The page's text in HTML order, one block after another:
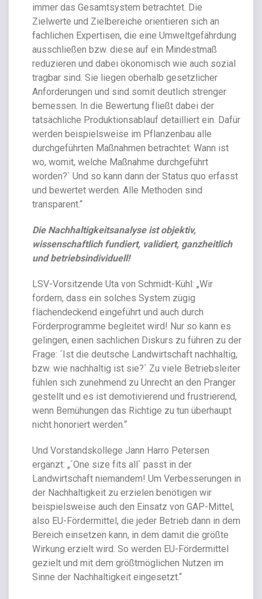
immer das Gesamtsystem betrachtet. Die
Zielwerte und Zielbereiche orientieren sich an
fachlichen Expertisen, die eine Umweltgefährdung
ausschließen bzw. diese auf ein Mindestmaß
reduzieren und dabei ökonomisch wie auch sozial
tragbar sind. Sie liegen oberhalb gesetzlicher
Anforderungen und sind somit deutlich strenger
bemessen. In die Bewertung fließt dabei der
tatsächliche Produktionsablauf detailliert ein. Dafür
werden beispielsweise im Pflanzenbau alle
durchgeführten Maßnahmen betrachtet: Wann ist
wo, womit, welche Maßnahme durchgeführt
worden?` Und so kann dann der Status quo erfasst
und bewertet werden. Alle Methoden sind
transparent.“
Die Nachhaltigkeitsanalyse ist objektiv,
wissenschaftlich fundiert, validiert, ganzheitlich
und betriebsindividuell!
LSV-Vorsitzende Uta von Schmidt-Kühl: „Wir
fordern, dass ein solches System zügig
flächendeckend eingeführt und auch durch
Förderprogramme begleitet wird! Nur so kann es
gelingen, einen sachlichen Diskurs zu führen zu der
Frage: ´Ist die deutsche Landwirtschaft nachhaltig,
bzw. wie nachhaltig ist sie?` Zu viele Betriebsleiter
fühlen sich zunehmend zu Unrecht an den Pranger
gestellt und es ist demotivierend und frustrierend,
wenn Bemühungen das Richtige zu tun überhaupt
nicht honoriert werden.“
Und Vorstandskollege Jann Harro Petersen
ergänzt: „´One size fits all` passt in der
Landwirtschaft niemandem! Um Verbesserungen in
der Nachhaltigkeit zu erzielen benötigen wir
beispielsweise auch den Einsatz von GAP-Mittel,
also EU-Fördermittel, die jeder Betrieb dann in dem
Bereich einsetzen kann, in dem damit die größte
Wirkung erzielt wird. So werden EU-Fördermittel
gezielt und mit dem größtmöglichen Nutzen im
Sinne der Nachhaltigkeit eingesetzt.“